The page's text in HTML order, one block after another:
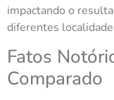
impactando o
diferentes
Fatos
Comparado